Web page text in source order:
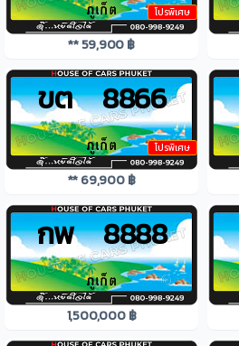
โปรพิเศษ
** 59,900 ฿
โปรพิเศษ
ขต 8866
** 69,900 ฿
กพ 8888
1,500,000 ฿